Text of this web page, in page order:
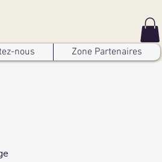
nous Zone Partenaires